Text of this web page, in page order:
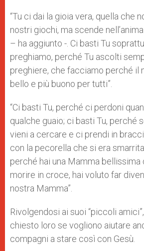
“Tu ci dai la gioia vera, quella che
nostri giochi, ma scende
– ha aggiunto -. Ci basti Tu
preghiamo, perché Tu ascolti
preghiere, che facciamo perché il
bello e più buono per tutti”.
“Ci basti Tu, perché ci perdoni
qualche guaio; ci basti Tu, perché
vieni a cercare e ci prendi in
con la pecorella che si era
perché hai una Mamma bellissima
morire in croce, hai voluto far
nostra Mamma”.
Rivolgendosi ai suoi “piccoli
chiesto loro se vogliono aiutare
compagni a stare così con Gesù.